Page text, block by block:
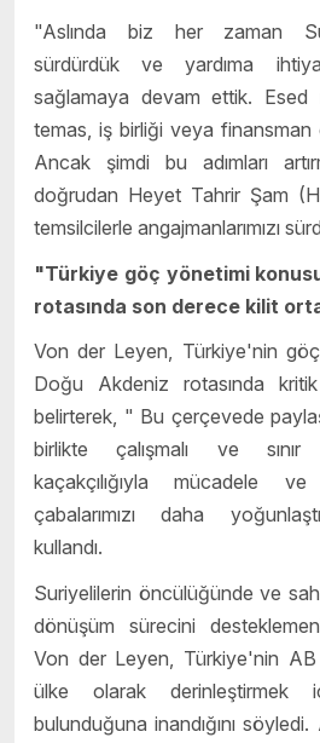
"Aslında biz her zaman
sürdürdük ve yardıma
sağlamaya devam ettik. Esed
temas, iş birliği veya finansman
Ancak şimdi bu adımları
doğrudan Heyet Tahrir Şam
temsilcilerle angajmanlarımızı
"Türkiye göç yönetimi
rotasında son derece kilit
Von der Leyen, Türkiye'nin
Doğu Akdeniz rotasında
belirterek, " Bu çerçevede
birlikte çalışmalı ve
kaçakçılığıyla mücadele
çabalarımızı daha
kullandı.
Suriyelilerin öncülüğünde ve
dönüşüm sürecini
Von der Leyen, Türkiye'nin
ülke olarak derinleştirmek
bulunduğuna inandığını